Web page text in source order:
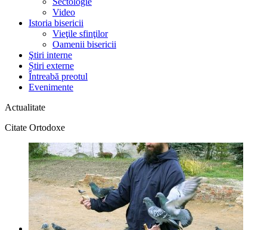
Video
Istoria bisericii
Vieţile sfinţilor
Oamenii bisericii
Ştiri interne
Știri externe
Întreabă preotul
Evenimente
Actualitate
Citate Ortodoxe